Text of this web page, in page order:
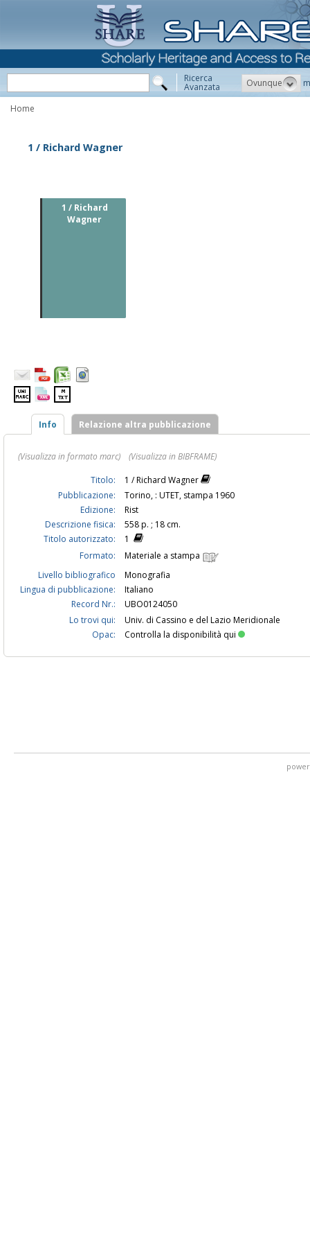
Ricerca
Avanzata Ovunque
Home
1 / Richard Wagner
1 / Richard
Wagner
Info Relazione altra pubblicazione
(Visualizza in formato marc)
(Visualizza in BIBFRAME)
Titolo:
1 / Richard Wagner
Pubblicazione:
Torino, : UTET, stampa 1960
Edizione:
Rist
Descrizione fisica:
558 p. ; 18 cm.
Titolo autorizzato:
1
Formato:
Materiale a stampa
Livello bibliografico
Monografia
Lingua di pubblicazione:
Italiano
Record Nr.:
UBO0124050
Lo trovi qui:
Univ. di Cassino e del Lazio Meridionale
Opac:
Controlla la disponibilità qui